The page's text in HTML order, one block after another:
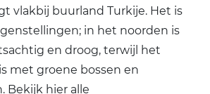
vlakbij buurland Turkije. Het is
in het noorden is
en droog, terwijl het
met groene bossen en
Bekijk hier alle